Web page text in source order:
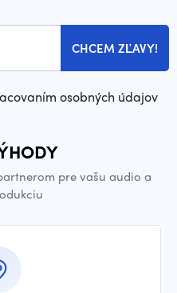
CHCEM ZĽAVY!
osobných údajov
pre vašu audio a